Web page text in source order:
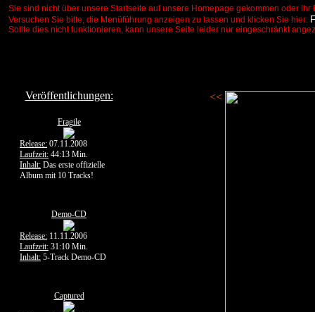
Sie sind nicht über unsere Startseite auf unsere Homepage gekommen oder
Versuchen Sie bitte, die Menüführung anzeigen zu lassen und klicken Sie hier:
Sollte dies nicht funktionieren, kann unsere Seite leider nur eingeschränkt
Veröffentlichungen:
Fragile
Release: 07.11.2008
Laufzeit: 44:13 Min.
Inhalt: Das erste offizielle
Album mit 10 Tracks!
Demo-CD
Release: 11.11.2006
Laufzeit: 31:10 Min.
Inhalt: 5-Track Demo-CD
Captured
<<